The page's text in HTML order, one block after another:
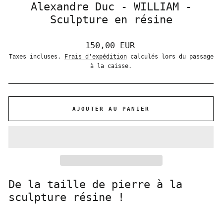
Alexandre Duc - WILLIAM -
Sculpture en résine
Prix
régulier
150,00 EUR
Taxes incluses. Frais d'expéditioncalculés lors du passage
à la caisse.
AJOUTER AU PANIER
De la taille de pierre à la
sculpture résine !